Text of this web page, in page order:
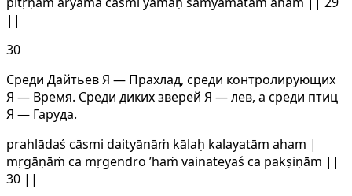
||
30
Среди Дайтьев Я — Прахлад, среди контролирующих
Я — Время. Среди диких зверей Я — лев, а среди птиц
Я — Гаруда.
prahlādaś cāsmi daityānāṁ kālaḥ kalayatām aham |
mṛgāṇāṁ ca mṛgendro ’haṁ vainateyaś ca pakṣiṇām ||
30 ||